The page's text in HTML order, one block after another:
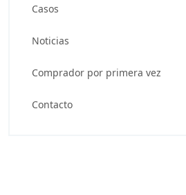
Casos
Noticias
Comprador por primera vez
Contacto